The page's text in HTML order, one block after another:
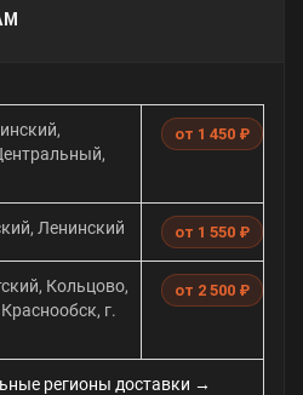
от 1 450 ₽
Ленинский от 1 550 ₽
Кольцово,
г.
от 2 500 ₽
регионы доставки →